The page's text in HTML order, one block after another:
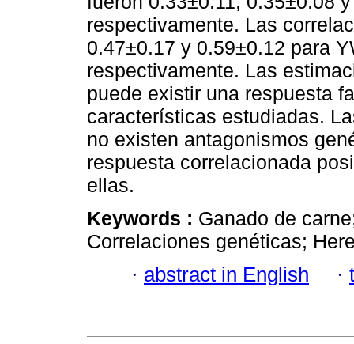
respectivamente. Las
0.47±0.17 y 0.59±0.12 para
respectivamente. Las
puede existir una respuesta
características estudiadas.
no existen antagonismos
respuesta correlacionada
ellas.
Keywords : Ganado de
Correlaciones genéticas;
· abstract in English ·